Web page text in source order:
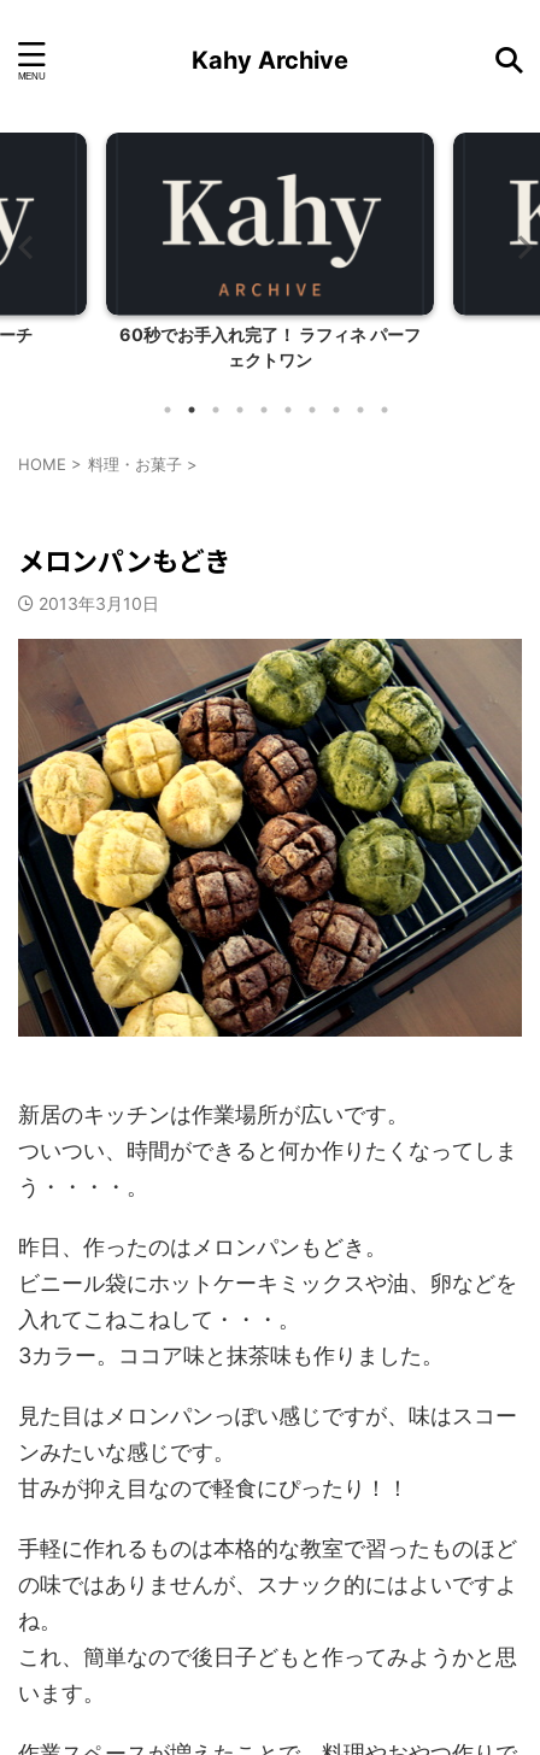
Kahy Archive
チ
60秒でお手入れ完了！ ラフィネ パーフ
ェクトワン
HOME > 料理・お菓子 >
メロンパンもどき
2013年3月10日
新居のキッチンは作業場所が広いです。
ついつい、時間ができると何か作りたくなってしま
う・・・・。
昨日、作ったのはメロンパンもどき。
ビニール袋にホットケーキミックスや油、卵などを
入れてこねこねして・・・。
3カラー。ココア味と抹茶味も作りました。
見た目はメロンパンっぽい感じですが、味はスコー
ンみたいな感じです。
甘みが抑え目なので軽食にぴったり！！
手軽に作れるものは本格的な教室で習ったものほど
の味ではありませんが、スナック的にはよいですよ
ね。
これ、簡単なので後日子どもと作ってみようかと思
います。